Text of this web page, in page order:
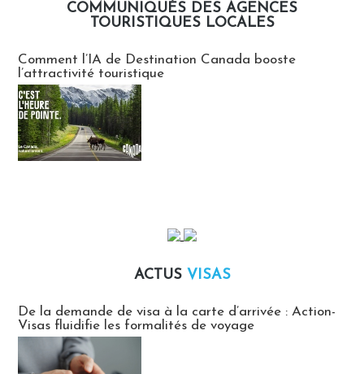
COMMUNIQUÉS DES AGENCES
TOURISTIQUES LOCALES
Comment l’IA de Destination Canada booste
l’attractivité touristique
ACTUS VISAS
De la demande de visa à la carte d’arrivée : Action-
Visas fluidifie les formalités de voyage